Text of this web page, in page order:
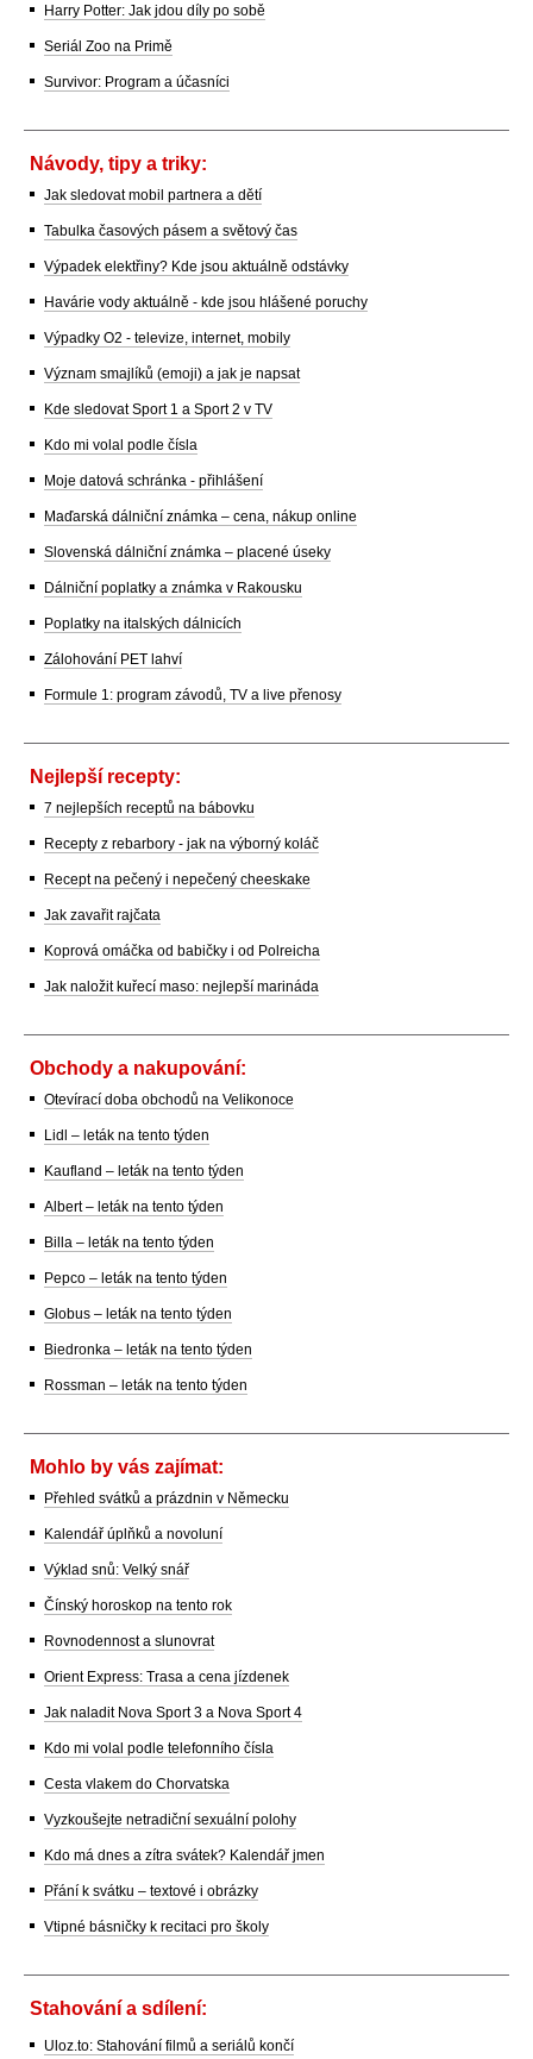
Harry Potter: Jak jdou díly po sobě
Seriál Zoo na Primě
Survivor: Program a účasníci
Návody, tipy a triky:
Jak sledovat mobil partnera a dětí
Tabulka časových pásem a světový čas
Výpadek elektřiny? Kde jsou aktuálně odstávky
Havárie vody aktuálně - kde jsou hlášené poruchy
Výpadky O2 - televize, internet, mobily
Význam smajlíků (emoji) a jak je napsat
Kde sledovat Sport 1 a Sport 2 v TV
Kdo mi volal podle čísla
Moje datová schránka - přihlášení
Maďarská dálniční známka – cena, nákup online
Slovenská dálniční známka – placené úseky
Dálniční poplatky a známka v Rakousku
Poplatky na italských dálnicích
Zálohování PET lahví
Formule 1: program závodů, TV a live přenosy
Nejlepší recepty:
7 nejlepších receptů na bábovku
Recepty z rebarbory - jak na výborný koláč
Recept na pečený i nepečený cheeskake
Jak zavařit rajčata
Koprová omáčka od babičky i od Polreicha
Jak naložit kuřecí maso: nejlepší marináda
Obchody a nakupování:
Otevírací doba obchodů na Velikonoce
Lidl – leták na tento týden
Kaufland – leták na tento týden
Albert – leták na tento týden
Billa – leták na tento týden
Pepco – leták na tento týden
Globus – leták na tento týden
Biedronka – leták na tento týden
Rossman – leták na tento týden
Mohlo by vás zajímat:
Přehled svátků a prázdnin v Německu
Kalendář úplňků a novoluní
Výklad snů: Velký snář
Čínský horoskop na tento rok
Rovnodennost a slunovrat
Orient Express: Trasa a cena jízdenek
Jak naladit Nova Sport 3 a Nova Sport 4
Kdo mi volal podle telefonního čísla
Cesta vlakem do Chorvatska
Vyzkoušejte netradiční sexuální polohy
Kdo má dnes a zítra svátek? Kalendář jmen
Přání k svátku – textové i obrázky
Vtipné básničky k recitaci pro školy
Stahování a sdílení:
Uloz.to: Stahování filmů a seriálů končí